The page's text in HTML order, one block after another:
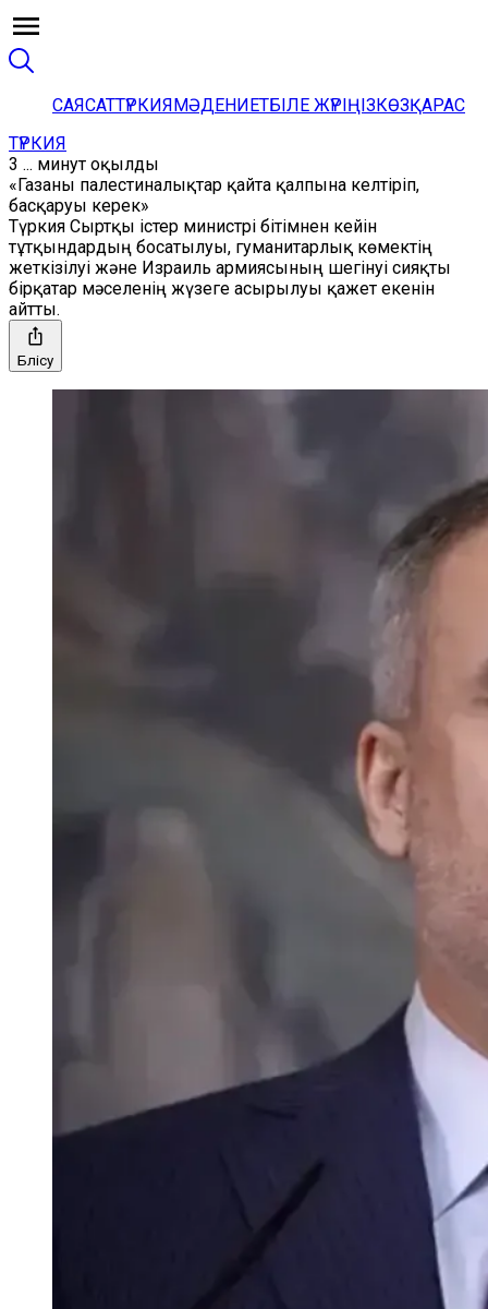
САЯСАТТҮРКИЯМӘДЕНИЕТБІЛЕ ЖҮРІҢІЗКӨЗҚАРАС
ТҮРКИЯ
3 ... минут оқылды
«Газаны палестиналықтар қайта қалпына келтіріп,
басқаруы керек»
Түркия Сыртқы істер министрі бітімнен кейін
тұтқындардың босатылуы, гуманитарлық көмектің
жеткізілуі және Израиль армиясының шегінуі сияқты
бірқатар мәселенің жүзеге асырылуы қажет екенін
айтты.
Бөлісу